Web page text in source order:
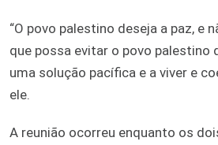
“O povo palestino deseja a paz, e
que possa evitar o povo palestino
uma solução pacífica e a viver e
ele.
A reunião ocorreu enquanto os